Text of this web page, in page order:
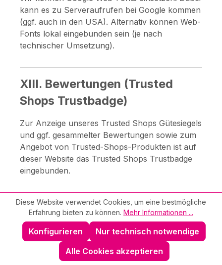
kann es zu Serveraufrufen bei Google kommen
(ggf. auch in den USA). Alternativ können Web-
Fonts lokal eingebunden sein (je nach
technischer Umsetzung).
XIII. Bewertungen (Trusted
Shops Trustbadge)
Zur Anzeige unseres Trusted Shops Gütesiegels
und ggf. gesammelter Bewertungen sowie zum
Angebot von Trusted-Shops-Produkten ist auf
dieser Website das Trusted Shops Trustbadge
eingebunden.
Rechtsgrundlage:
Art. 6 Abs. 1 lit. f DSGVO
(berechtigtes Interesse an einer optimalen
Vermarktung und Vertrauensbildung).
Beim Aufruf des Trustbadge können Server-
Log-Daten verarbeitet werden (z. B. IP-Adresse,
Diese Website verwendet Cookies, um eine bestmögliche
Erfahrung bieten zu können. Mehr Informationen ...
Nur technisch notwendige
Konfigurieren
Alle Cookies akzeptieren